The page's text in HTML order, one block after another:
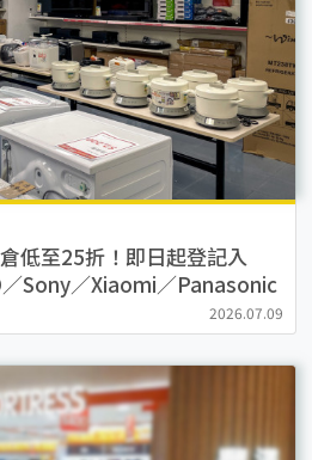
低至25折！即日起登記入
Sony／Xiaomi／Panasonic
2026.07.09